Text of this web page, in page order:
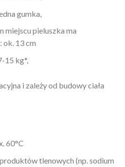
gumka,
miejscu pieluszka ma
ok. 13 cm
15 kg*,
i zależy od budowy ciała
60°C
tlenowych (np. sodium